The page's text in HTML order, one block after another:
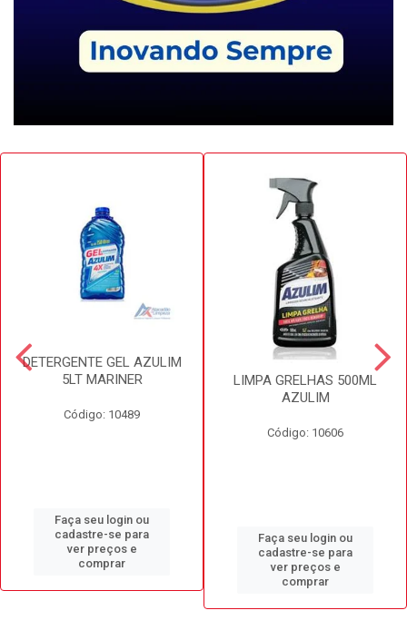
DETERGENTE GEL AZULIM
5LT MARINER
Código: 10489
Faça seu login ou
cadastre-se para
ver preços e
comprar
LIMPA GRELHAS 500ML
AZULIM
Código: 10606
Faça seu login ou
cadastre-se para
ver preços e
comprar